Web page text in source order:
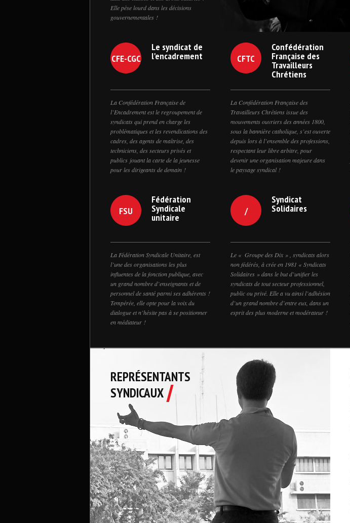
Elle pèse lourd dans les décisions
gouvernementales !
CFE-CGC
Le syndicat de
l'encadrement
La Confédération Française de
l’Encadrement est le regroupement de
syndicats qui prend en charge les
problématiques et les revendications des
cadres, des agents de maîtrise, des
techniciens, des secteurs privés et
publics jouant la carte de la jeunesse
pour les dirigeants de demain !
CFTC
Confédération
Française des
Travailleurs
Chrétiens
La Confédération Française des
Travailleurs Chrétiens issue des
mouvements ouvriers des années 1800,
sous la bannière catholique, s’est ouverte
depuis lors à l’ensemble des professions,
respectant leur libre arbitre, pour
devenir une organisation majeure dans
le paysage syndical !
FSU
Fédération
Syndicale
unitaire
La Fédération Syndicale Unitaire, est
l’une des organisations les plus
influentes de la fonction publique, avec
un grand nombre d’enseignants et de
personnel de santé parmi ses adhérents !
Tempérée, elle opte pour la voix du
dialogue et n’hésite pas à se positionner
en médiateur !
/
Syndicat
Solidaires
Le « Groupe des Dix » , syndicats alors
non fédérés, à crée en 1981 « Syndicats
Solidaires » dans le but d’unifier les
syndicats de tout secteur professionnel,
public ou privé. Elle a vu ainsi l’adhésion
d’un grand nombre d’entre eux, dans un
esprit des plus moderne et modérateur !
REPRÉSENTANTS
SYNDICAUX